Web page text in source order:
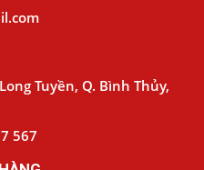
Tuyền, Q. Bình Thủy,
567